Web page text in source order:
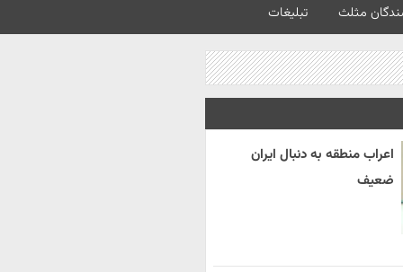
مثلث تبلیغات
اعراب منطقه به دنبال ایران
ضعیف